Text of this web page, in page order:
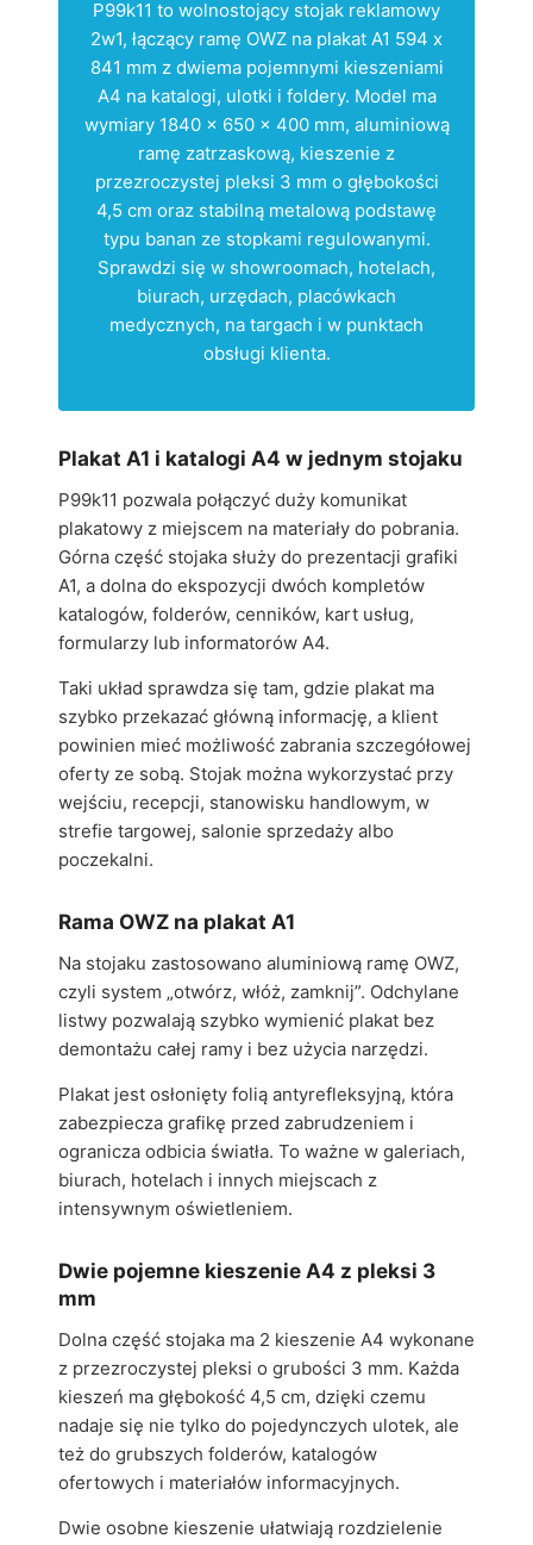
P99k11 to wolnostojący stojak reklamowy
2w1, łączący ramę OWZ na plakat A1 594 x
841 mm z dwiema pojemnymi kieszeniami
A4 na katalogi, ulotki i foldery. Model ma
wymiary 1840 x 650 x 400 mm, aluminiową
ramę zatrzaskową, kieszenie z
przezroczystej pleksi 3 mm o głębokości
4,5 cm oraz stabilną metalową podstawę
typu banan ze stopkami regulowanymi.
Sprawdzi się w showroomach, hotelach,
biurach, urzędach, placówkach
medycznych, na targach i w punktach
obsługi klienta.
Plakat A1 i katalogi A4 w jednym stojaku
P99k11 pozwala połączyć duży komunikat
plakatowy z miejscem na materiały do pobrania.
Górna część stojaka służy do prezentacji grafiki
A1, a dolna do ekspozycji dwóch kompletów
katalogów, folderów, cenników, kart usług,
formularzy lub informatorów A4.
Taki układ sprawdza się tam, gdzie plakat ma
szybko przekazać główną informację, a klient
powinien mieć możliwość zabrania szczegółowej
oferty ze sobą. Stojak można wykorzystać przy
wejściu, recepcji, stanowisku handlowym, w
strefie targowej, salonie sprzedaży albo
poczekalni.
Rama OWZ na plakat A1
Na stojaku zastosowano aluminiową ramę OWZ,
czyli system „otwórz, włóż, zamknij”. Odchylane
listwy pozwalają szybko wymienić plakat bez
demontażu całej ramy i bez użycia narzędzi.
Plakat jest osłonięty folią antyrefleksyjną, która
zabezpiecza grafikę przed zabrudzeniem i
ogranicza odbicia światła. To ważne w galeriach,
biurach, hotelach i innych miejscach z
intensywnym oświetleniem.
Dwie pojemne kieszenie A4 z pleksi 3
mm
Dolna część stojaka ma 2 kieszenie A4 wykonane
z przezroczystej pleksi o grubości 3 mm. Każda
kieszeń ma głębokość 4,5 cm, dzięki czemu
nadaje się nie tylko do pojedynczych ulotek, ale
też do grubszych folderów, katalogów
ofertowych i materiałów informacyjnych.
Dwie osobne kieszenie ułatwiają rozdzielenie